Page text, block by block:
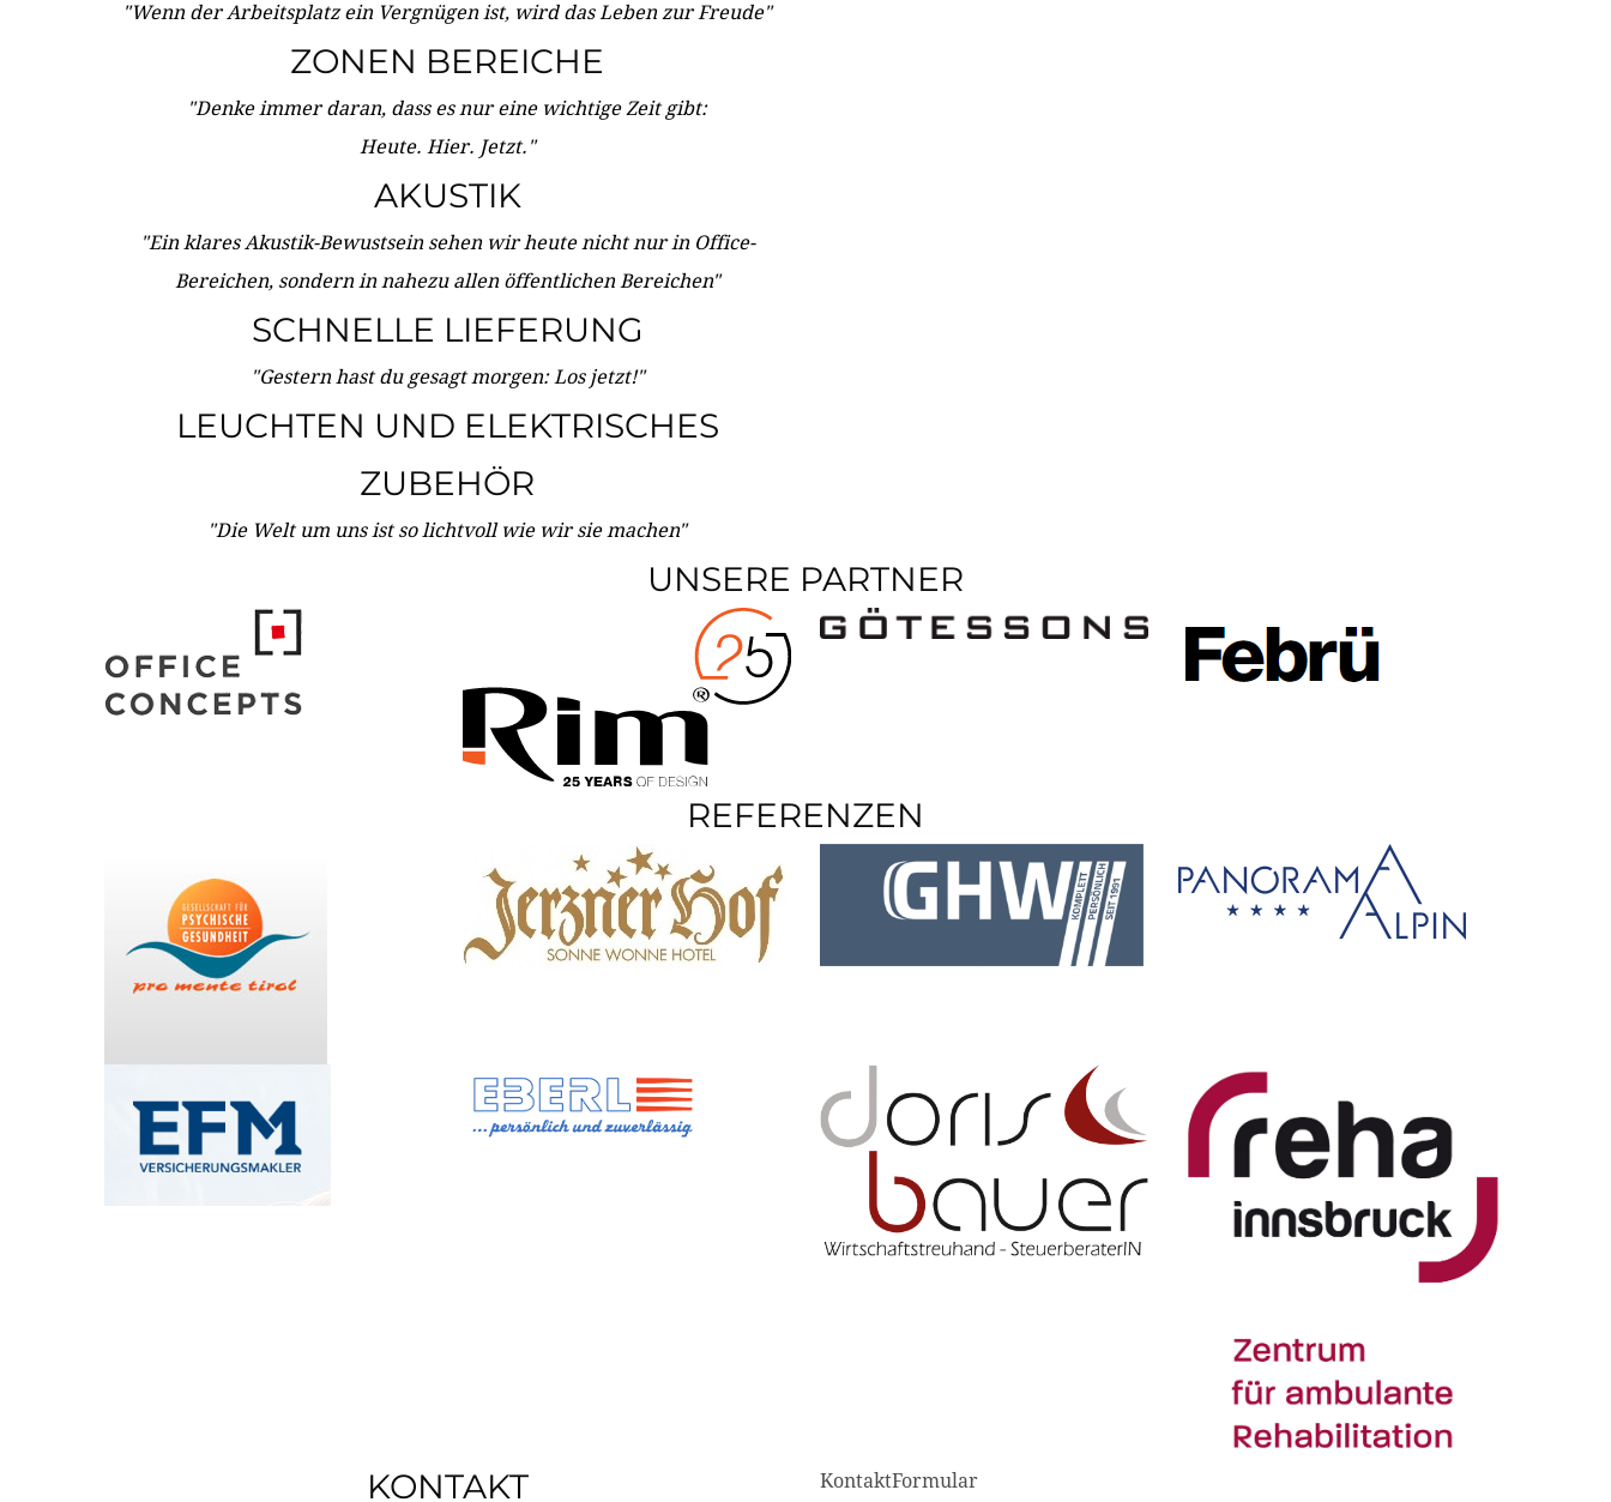
"Wenn der Arbeitsplatz ein Vergnügen ist, wird das Leben zur Freude"
ZONEN BEREICHE
"Denke immer daran, dass es nur eine wichtige Zeit gibt:
Heute. Hier. Jetzt."
AKUSTIK
"Ein klares Akustik-Bewustsein sehen wir heute nicht nur in Office-
Bereichen, sondern in nahezu allen öffentlichen Bereichen"
SCHNELLE LIEFERUNG
"Gestern hast du gesagt morgen: Los jetzt!"
LEUCHTEN UND ELEKTRISCHES
ZUBEHÖR
"Die Welt um uns ist so lichtvoll wie wir sie machen"
UNSERE PARTNER
REFERENZEN
KONTAKT KontaktFormular